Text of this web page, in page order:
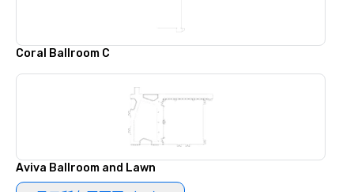
Coral Ballroom C
Aviva Ballroom and Lawn